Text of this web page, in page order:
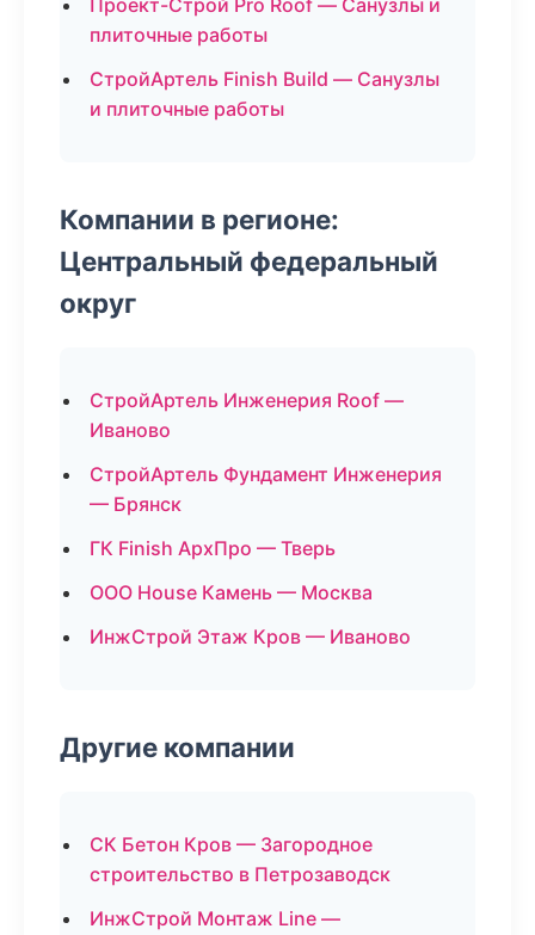
Проект-Строй Pro Roof — Санузлы и
плиточные работы
СтройАртель Finish Build — Санузлы
и плиточные работы
Компании в регионе:
Центральный федеральный
округ
СтройАртель Инженерия Roof —
Иваново
СтройАртель Фундамент Инженерия
— Брянск
ГК Finish АрхПро — Тверь
ООО House Камень — Москва
ИнжСтрой Этаж Кров — Иваново
Другие компании
СК Бетон Кров — Загородное
строительство в Петрозаводск
ИнжСтрой Монтаж Line —